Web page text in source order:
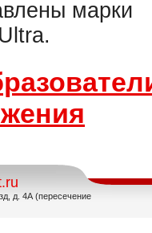
марки
д. 4А (пересечение